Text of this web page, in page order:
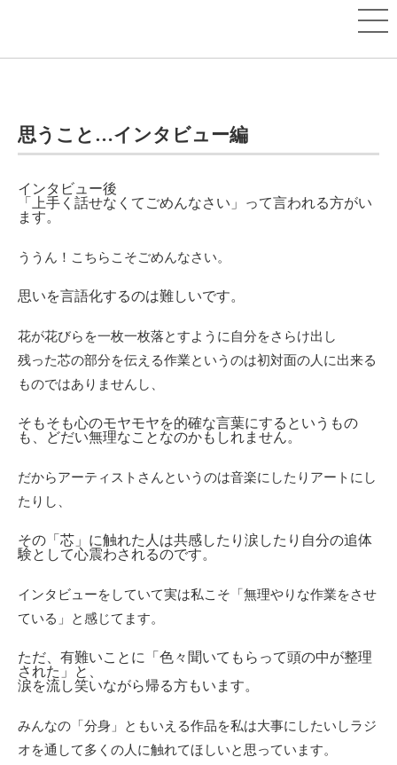
思うこと…インタビュー編
インタビュー後
「上手く話せなくてごめんなさい」って言われる方がい
ます。
ううん！こちらこそごめんなさい。
思いを言語化するのは難しいです。
花が花びらを一枚一枚落とすように自分をさらけ出し
残った芯の部分を伝える作業というのは初対面の人に出来る
ものではありませんし、
そもそも心のモヤモヤを的確な言葉にするというもの
も、どだい無理なことなのかもしれません。
だからアーティストさんというのは音楽にしたりアートにし
たりし、
その「芯」に触れた人は共感したり涙したり自分の追体
験として心震わされるのです。
インタビューをしていて実は私こそ「無理やりな作業をさせ
ている」と感じてます。
ただ、有難いことに「色々聞いてもらって頭の中が整理
された」と、
涙を流し笑いながら帰る方もいます。
みんなの「分身」ともいえる作品を私は大事にしたいしラジ
オを通して多くの人に触れてほしいと思っています。